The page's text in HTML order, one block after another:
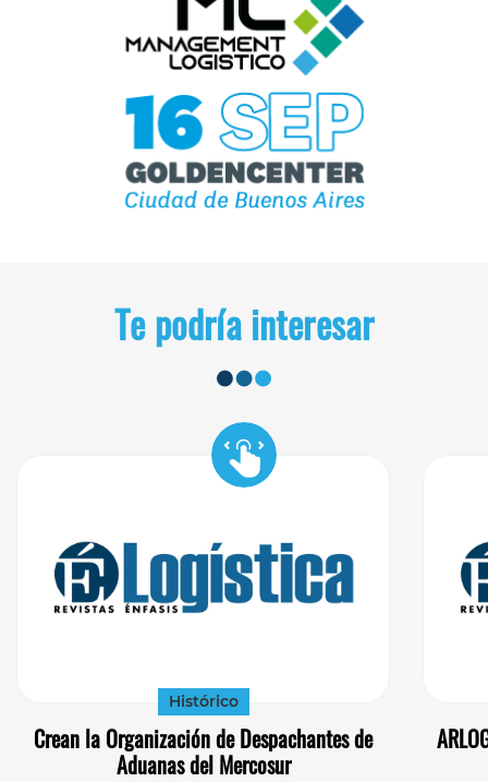
Te podría interesar
Histórico
Crean la Organización de Despachantes de
Aduanas del Mercosur